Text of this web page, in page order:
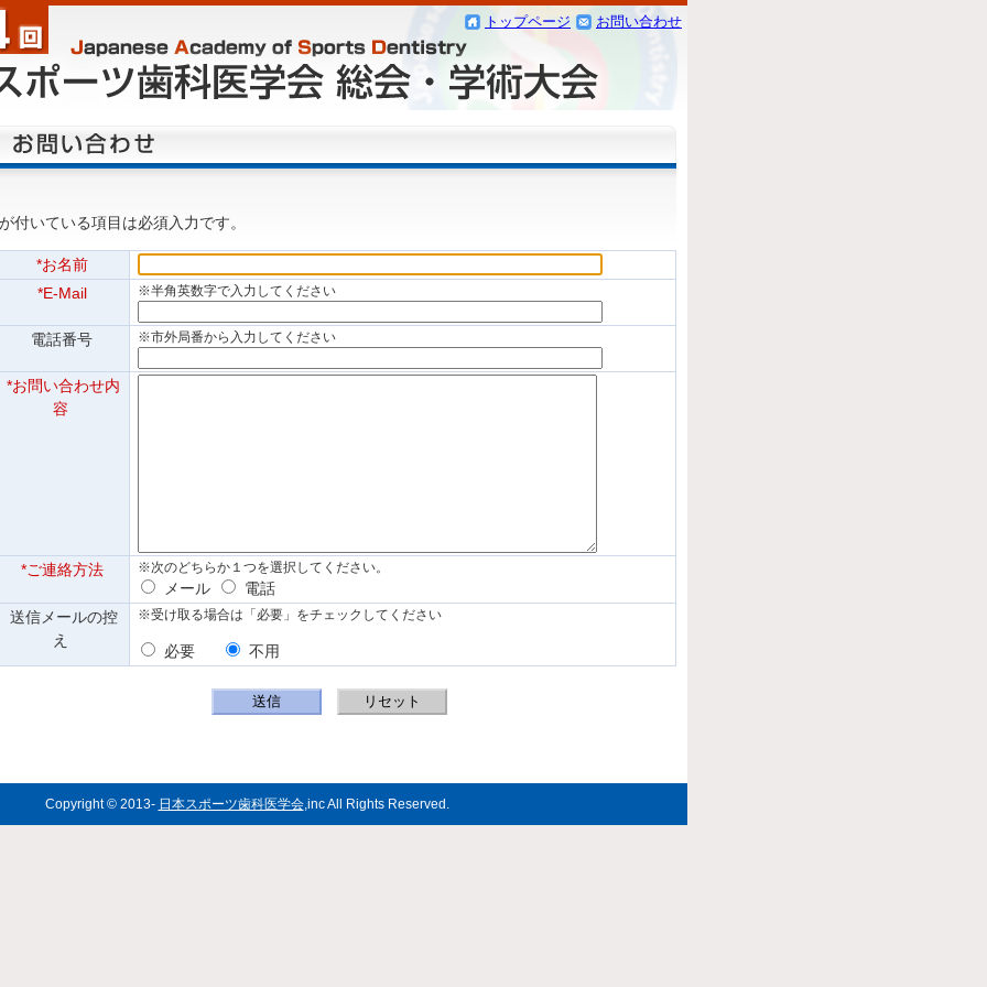
トップページ お問い合わせ
が付いている項目は必須入力です。
*お名前
*E-Mail
※半角英数字で入力してください
電話番号 ※市外局番から入力してください
*お問い合わせ内
容
*ご連絡方法 ※次のどちらか１つを選択してください。
メール
電話
送信メールの控
え
※受け取る場合は「必要」をチェックしてください
必要 不用
送信 リセット
Copyright © 2013- 日本スポーツ歯科医学会,inc All Rights Reserved.